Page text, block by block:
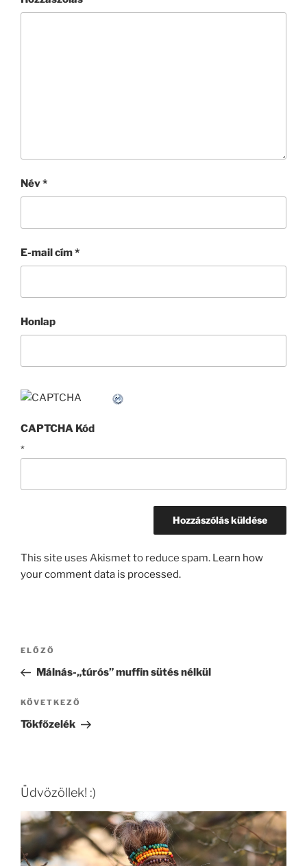
Név*
E-mail cím*
Honlap
CAPTCHA Kód
*
This site uses Akismet to reduce spam. Learn how
your comment data is processed.
Bejegyzés
Korábbi
bejegyzés
ELŐZŐ
Málnás-„túrós” muffin sütés nélkül
Következő
bejegyzés
KÖVETKEZŐ
Tökfőzelék
Üdvözöllek! :)